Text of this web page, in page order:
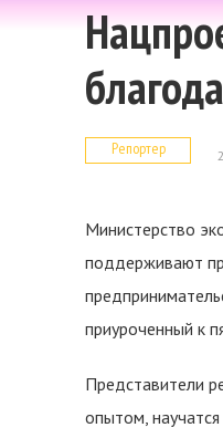
Репортер
Министерство
поддерживают
приуроченный к
Представители
опытом,